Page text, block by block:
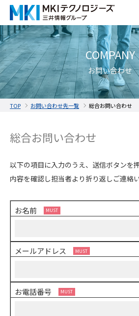
COMPANY
お問い合わせ
TOP お問い合わせ先一覧 総合お問い合わせ
総合お問い合わせ
以下の項目に入力のうえ、送信ボタンを
内容を確認し担当者より折り返しご連絡い
お名前
メールアドレス
お電話番号